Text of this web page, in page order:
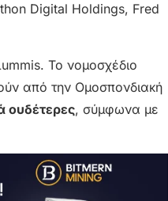
Digital Holdings, Fred
Το νομοσχέδιο
από την Ομοσπονδιακή
ουδέτερες, σύμφωνα με